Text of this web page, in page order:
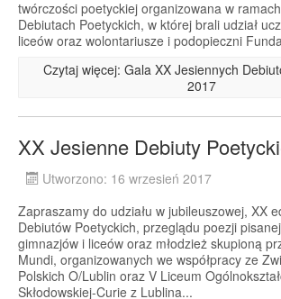
twórczości poetyckiej organizowana w
Debiutach Poetyckich, w której brali udział
liceów oraz wolontariusze i podopieczni
Czytaj więcej: Gala XX Jesiennych
2017
XX Jesienne Debiuty
Utworzono: 16 wrzesień 2017
Zapraszamy do udziału w jubileuszowej, XX
Debiutów Poetyckich, przeglądu poezji
gimnazjów i liceów oraz młodzież skupioną
Mundi, organizowanych we współpracy ze
Polskich O/Lublin oraz V Liceum
Skłodowskiej-Curie z Lublina...